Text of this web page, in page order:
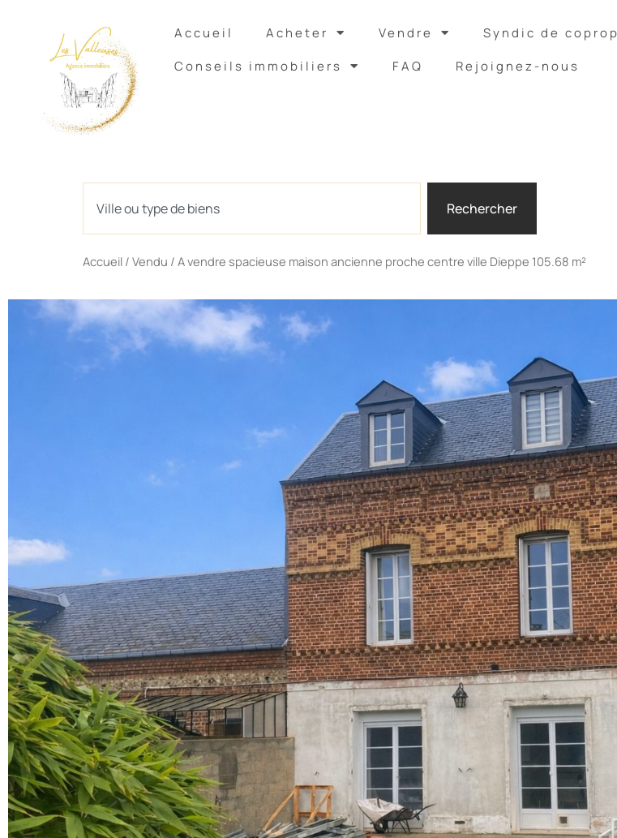
Accueil Acheter Vendre Syndic de
Conseils immobiliers
FAQ Rejoignez-nous
Rechercher
Accueil / Vendu / A vendre spacieuse maison ancienne proche centre ville Dieppe 105.68 m²